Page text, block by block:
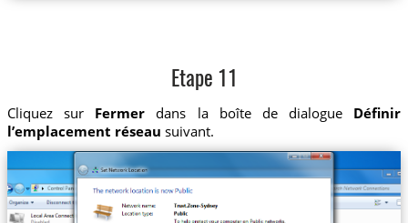
Etape 11
Cliquez sur Fermer dans la boîte de dialogue Définir
l’emplacement réseau suivant.